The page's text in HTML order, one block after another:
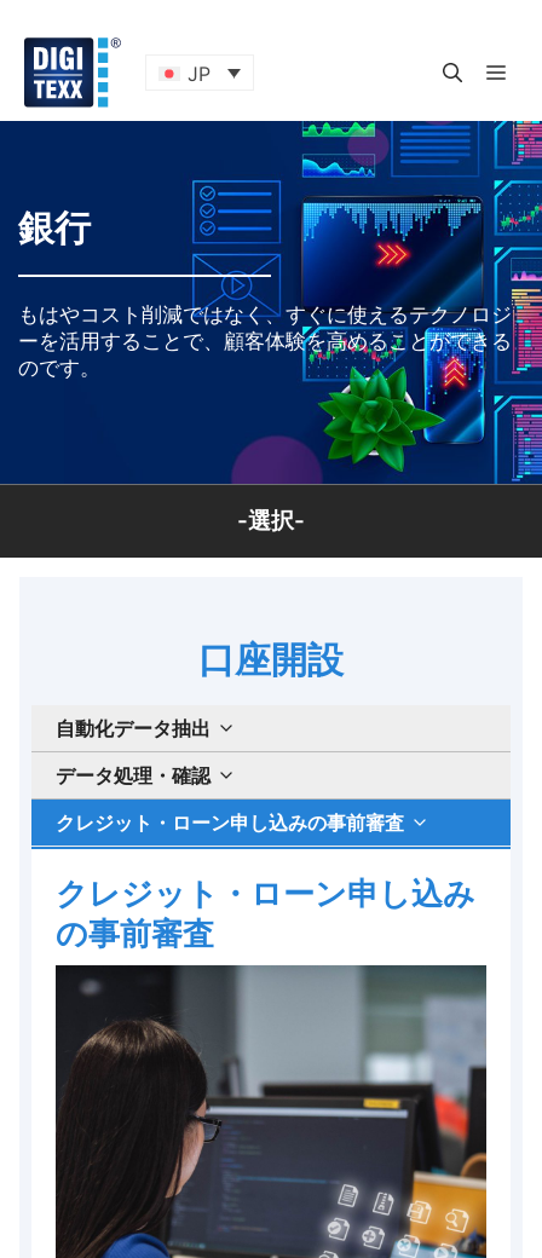
ツ
JP メ
ニ
ュ
ー
銀行
もはやコスト削減ではなく、すぐに使えるテクノロジ
ーを活用することで、顧客体験を高めることができる
のです。
-選択-
口座開設
自動化データ抽出
データ処理・確認
クレジット・ローン申し込みの事前審査
クレジット・ローン申し込み
の事前審査